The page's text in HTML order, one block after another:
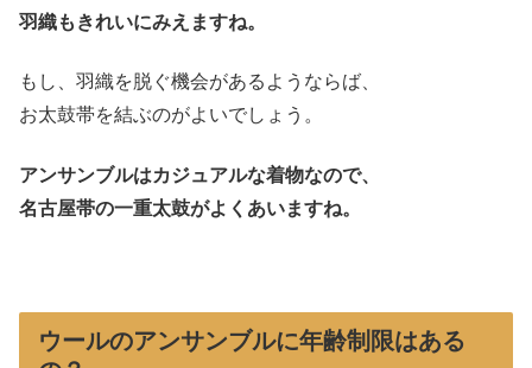
羽織もきれいにみえますね。
もし、羽織を脱ぐ機会があるようならば、
お太鼓帯を結ぶのがよいでしょう。
アンサンブルはカジュアルな着物なので、
名古屋帯の一重太鼓がよくあいますね。
ウールのアンサンブルに年齢制限はある